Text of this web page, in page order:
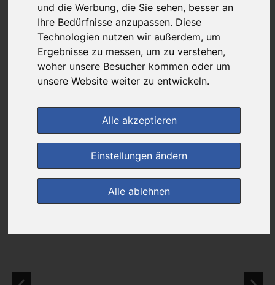
und die Werbung, die Sie sehen, besser an
Ihre Bedürfnisse anzupassen. Diese
Technologien nutzen wir außerdem, um
Ergebnisse zu messen, um zu verstehen,
woher unsere Besucher kommen oder um
unsere Website weiter zu entwickeln.
Alle akzeptieren
Einstellungen ändern
Alle ablehnen
Preis pro 1 ST / 16,50 €
Daten vom 09.08.2026 16:26 Uhr
(0) Jetzt bewerten!
im Shop bestellen
zur Einkaufsliste